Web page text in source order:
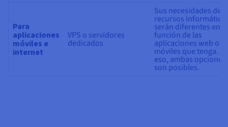
Para
aplicaciones
móviles e
internet
VPS o servidores
dedicados
Sus necesidades de
recursos
serán diferentes en
función de las
aplicaciones web o
móviles que tenga.
eso, ambas opciones
son posibles.